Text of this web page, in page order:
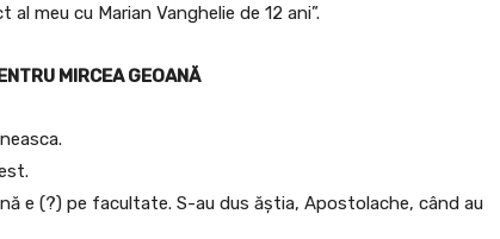
meu cu Marian Vanghelie de 12 ani”.
MIRCEA GEOANĂ
e (?) pe facultate. S-au dus ăștia, Apostolache, când au